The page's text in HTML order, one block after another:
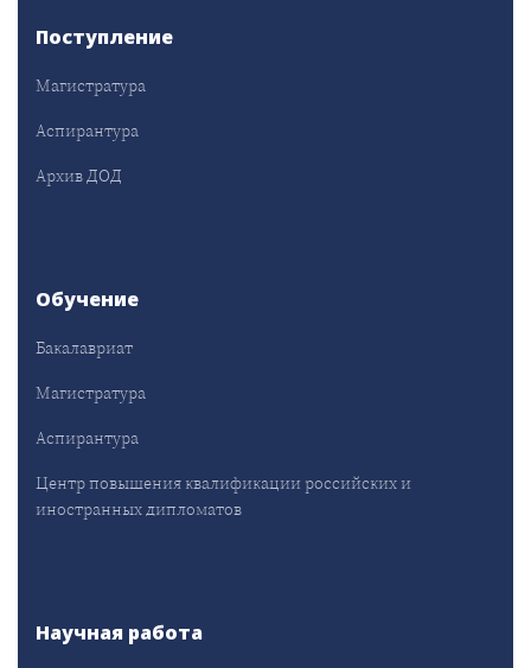
Поступление
Магистратура
Аспирантура
Архив ДОД
Обучение
Бакалавриат
Магистратура
Аспирантура
Центр повышения квалификации российских и
иностранных дипломатов
Научная работа